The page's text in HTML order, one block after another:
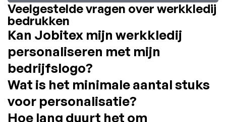
Veelgestelde vragen over werkkledij
bedrukken
Kan Jobitex mijn werkkledij
personaliseren met mijn
bedrijfslogo?
Wat is het minimale aantal stuks
voor personalisatie?
Hoe lang duurt het om